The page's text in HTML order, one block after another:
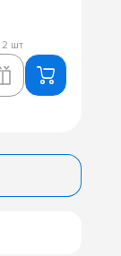
2 шт